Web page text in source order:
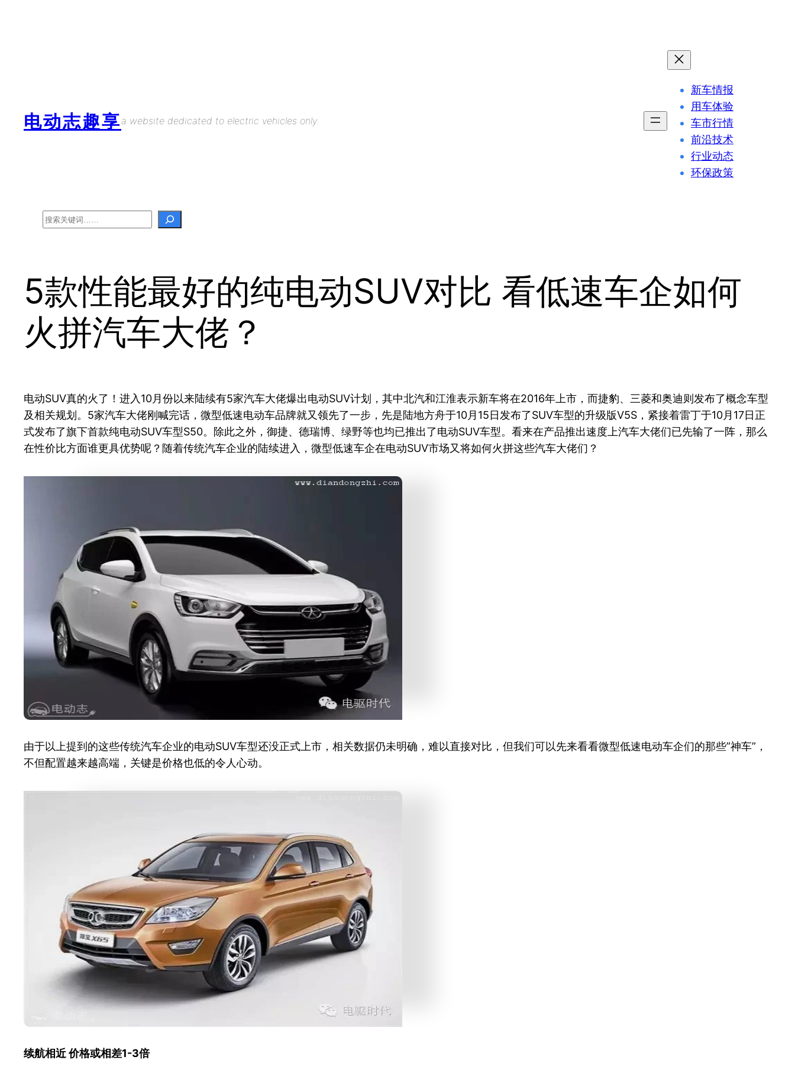
电动志趣享a website dedicated to electric vehicles only.
新车情报
用车体验
车市行情
前沿技术
行业动态
环保政策
Search
5款性能最好的纯电动SUV对比 看低速车企如何
火拼汽车大佬？
电动SUV真的火了！进入10月份以来陆续有5家汽车大佬爆出电动SUV计划，其中北汽和江淮表示新车将在2016年上市，而捷豹、三菱和奥迪则发布了概念车型
及相关规划。5家汽车大佬刚喊完话，微型低速电动车品牌就又领先了一步，先是陆地方舟于10月15日发布了SUV车型的升级版V5S，紧接着雷丁于10月17日正
式发布了旗下首款纯电动SUV车型S50。除此之外，御捷、德瑞博、绿野等也均已推出了电动SUV车型。看来在产品推出速度上汽车大佬们已先输了一阵，那么
在性价比方面谁更具优势呢？随着传统汽车企业的陆续进入，微型低速车企在电动SUV市场又将如何火拼这些汽车大佬们？
由于以上提到的这些传统汽车企业的电动SUV车型还没正式上市，相关数据仍未明确，难以直接对比，但我们可以先来看看微型低速电动车企们的那些”神车”，
不但配置越来越高端，关键是价格也低的令人心动。
续航相近 价格或相差1-3倍